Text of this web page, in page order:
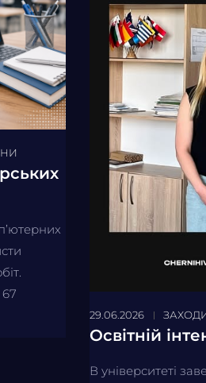
29.06.2026
Освітній
В університеті